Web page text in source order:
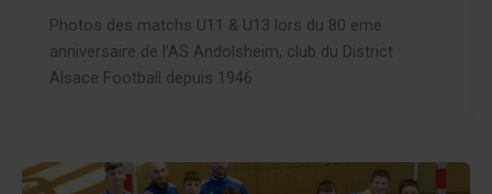
Photos des matchs U11 & U13 lors du 80 eme
anniversaire de l’AS Andolsheim, club du District
Alsace Football depuis 1946